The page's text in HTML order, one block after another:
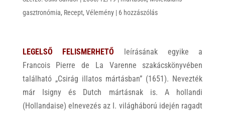
gasztronómia, Recept, Vélemény| 6 hozzászólás
LEGELSŐ FELISMERHETŐ leírásának egyike a
Francois Pierre de La Varenne szakácskönyvében
található „Csirág illatos mártásban” (1651). Nevezték
már Isigny és Dutch mártásnak is. A hollandi
(Hollandaise) elnevezés az I. világháború idején ragadt